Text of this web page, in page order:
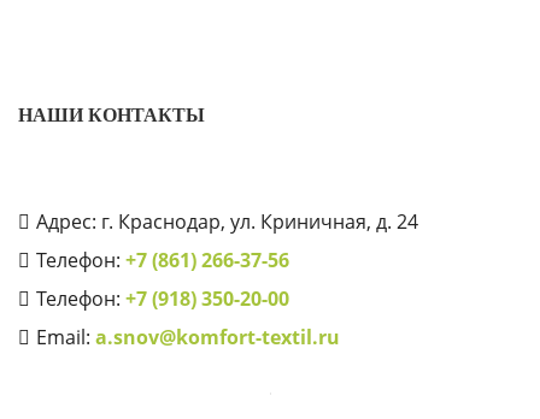
НАШИ КОНТАКТЫ
Адрес: г. Краснодар, ул. Криничная, д. 24
Телефон: +7 (861) 266-37-56
Телефон: +7 (918) 350-20-00
Email: a.snov@komfort-textil.ru